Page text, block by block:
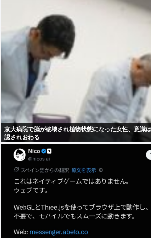
京大病院で脳が破壊され植物状態になった女性、意識
認されおわる